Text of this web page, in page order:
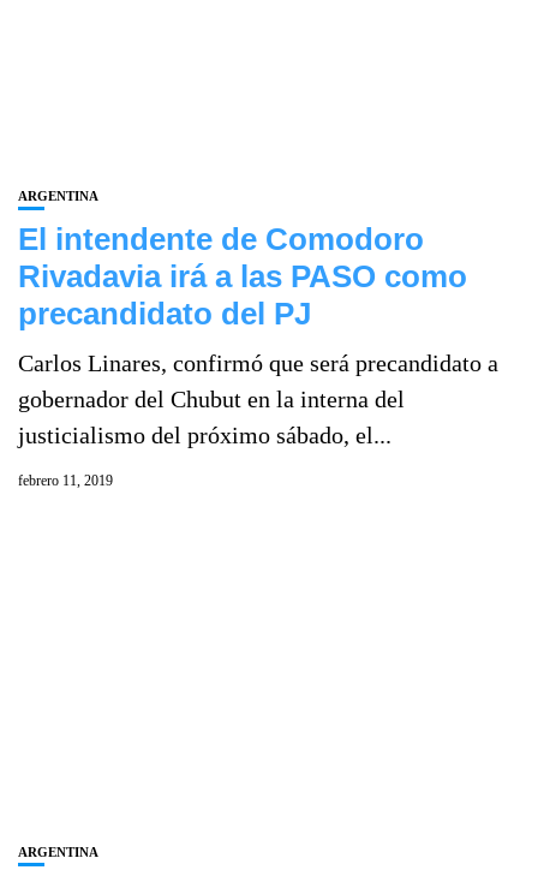
ARGENTINA
El intendente de Comodoro
Rivadavia irá a las PASO como
precandidato del PJ
Carlos Linares, confirmó que será precandidato a
gobernador del Chubut en la interna del
justicialismo del próximo sábado, el...
febrero 11, 2019
ARGENTINA